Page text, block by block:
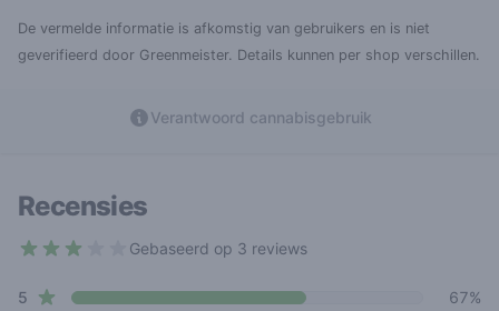
De vermelde informatie is afkomstig van gebruikers en is niet
geverifieerd door Greenmeister. Details kunnen per shop verschillen.
Verantwoord cannabisgebruik
Recensies
Gebaseerd op 3 reviews
Review data
5 star reviews
67%